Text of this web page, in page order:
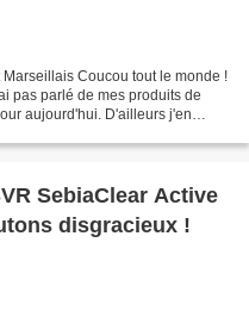
Coucou tout le monde !
pas parlé de mes produits de
aujourd'hui. D'ailleurs j'en
SebiaClear Active
disgracieux !